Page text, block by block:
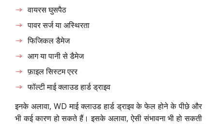
वायरस घुसपैठ
पावर सर्ज या अस्थिरता
फिजिकल डैमेज
आग या पानी से डैमेज
फ़ाइल सिस्टम एरर
फॉल्टी माई क्लाउड हार्ड ड्राइव
इनके अलावा, WD माई क्लाउड हार्ड ड्राइव के फेल होने के पीछे और
भी कई कारण हो सकते हैं। इसके अलावा, ऐसी संभावना भी हो सकती